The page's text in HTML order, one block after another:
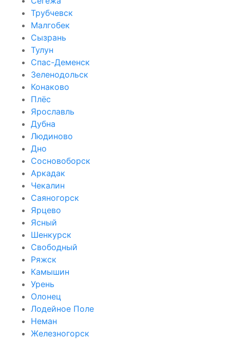
Трубчевск
Малгобек
Сызрань
Тулун
Спас-Деменск
Зеленодольск
Конаково
Плёс
Ярославль
Дубна
Людиново
Дно
Сосновоборск
Аркадак
Чекалин
Саяногорск
Ярцево
Ясный
Шенкурск
Свободный
Ряжск
Камышин
Урень
Олонец
Лодейное Поле
Неман
Железногорск